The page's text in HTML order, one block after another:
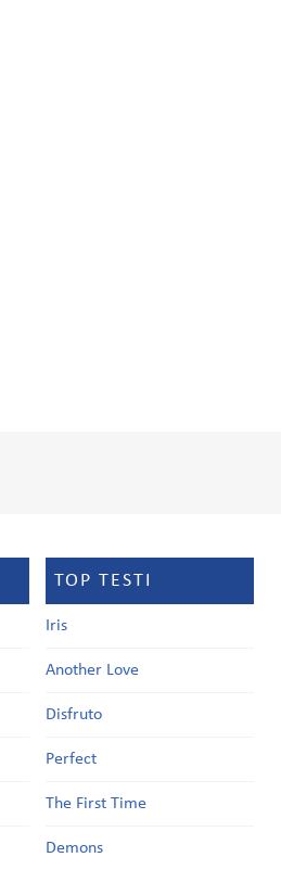
TOP TESTI
Iris
Another Love
Disfruto
Perfect
The First Time
Demons